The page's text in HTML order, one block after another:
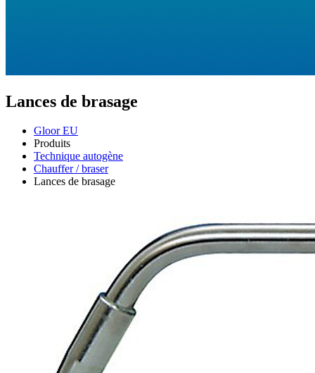
Lances de brasage
Gloor EU
Produits
Technique autogène
Chauffer / braser
Lances de brasage